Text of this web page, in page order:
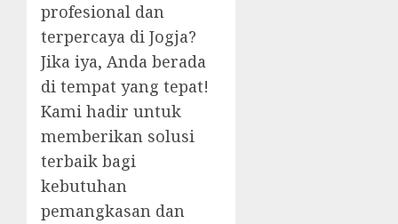
profesional dan
terpercaya di Jogja?
Jika iya, Anda berada
di tempat yang tepat!
Kami hadir untuk
memberikan solusi
terbaik bagi
kebutuhan
pemangkasan dan